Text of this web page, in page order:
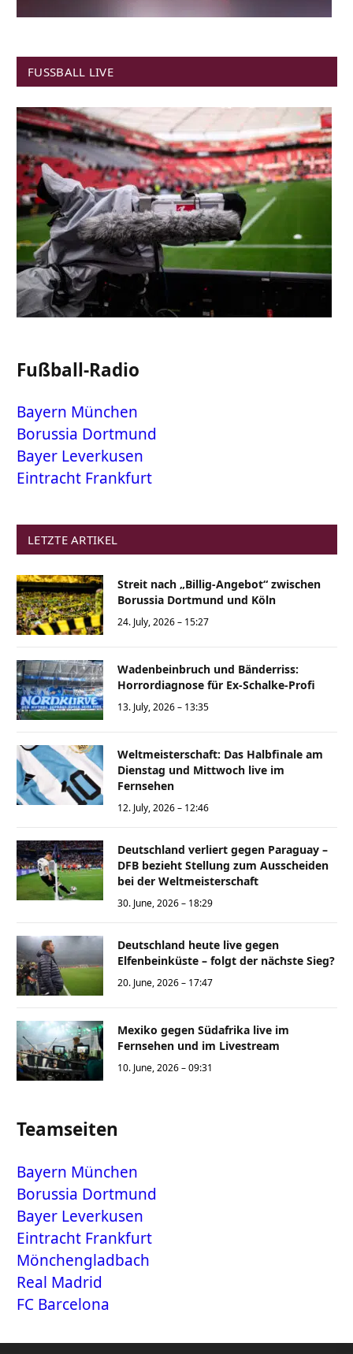
FUSSBALL LIVE
Fußball-Radio
Bayern München
Borussia Dortmund
Bayer Leverkusen
Eintracht Frankfurt
LETZTE ARTIKEL
Streit nach „Billig-Angebot“ zwischen
Borussia Dortmund und Köln
24. July, 2026 – 15:27
Wadenbeinbruch und Bänderriss:
Horrordiagnose für Ex-Schalke-Profi
13. July, 2026 – 13:35
Weltmeisterschaft: Das Halbfinale am
Dienstag und Mittwoch live im
Fernsehen
12. July, 2026 – 12:46
Deutschland verliert gegen Paraguay –
DFB bezieht Stellung zum Ausscheiden
bei der Weltmeisterschaft
30. June, 2026 – 18:29
Deutschland heute live gegen
Elfenbeinküste – folgt der nächste Sieg?
20. June, 2026 – 17:47
Mexiko gegen Südafrika live im
Fernsehen und im Livestream
10. June, 2026 – 09:31
Teamseiten
Bayern München
Borussia Dortmund
Bayer Leverkusen
Eintracht Frankfurt
Mönchengladbach
Real Madrid
FC Barcelona